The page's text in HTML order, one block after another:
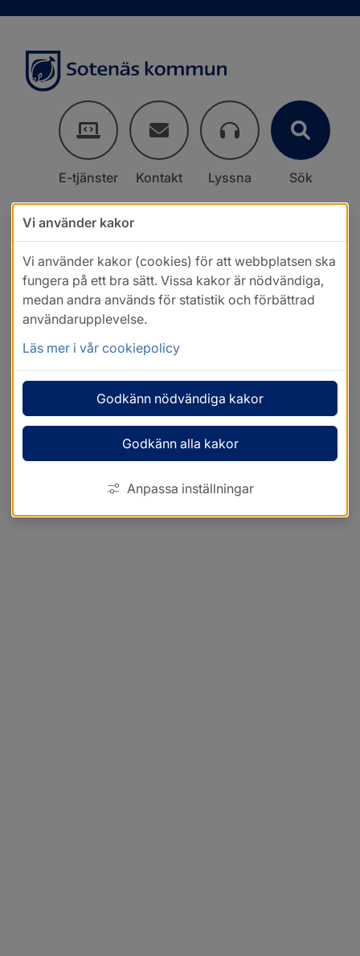
E-tjänster Kontakt Lyssna Sök
Vi använder kakor
Vi använder kakor (cookies) för att webbplatsen ska
fungera på ett bra sätt. Vissa kakor är nödvändiga,
medan andra används för statistik och förbättrad
användarupplevelse.
Läs mer i vår cookiepolicy
Godkänn nödvändiga kakor
Godkänn alla kakor
Anpassa inställningar